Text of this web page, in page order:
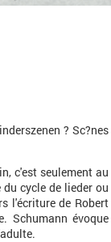
? Sc?nes
c'est seulement au
cycle de lieder ou
l'écriture de Robert
Schumann évoque